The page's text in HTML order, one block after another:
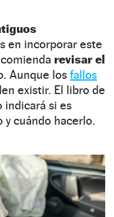
en incorporar este
revisar el
Aunque los fallos
existir. El libro de
indicará si es
y cuándo hacerlo.